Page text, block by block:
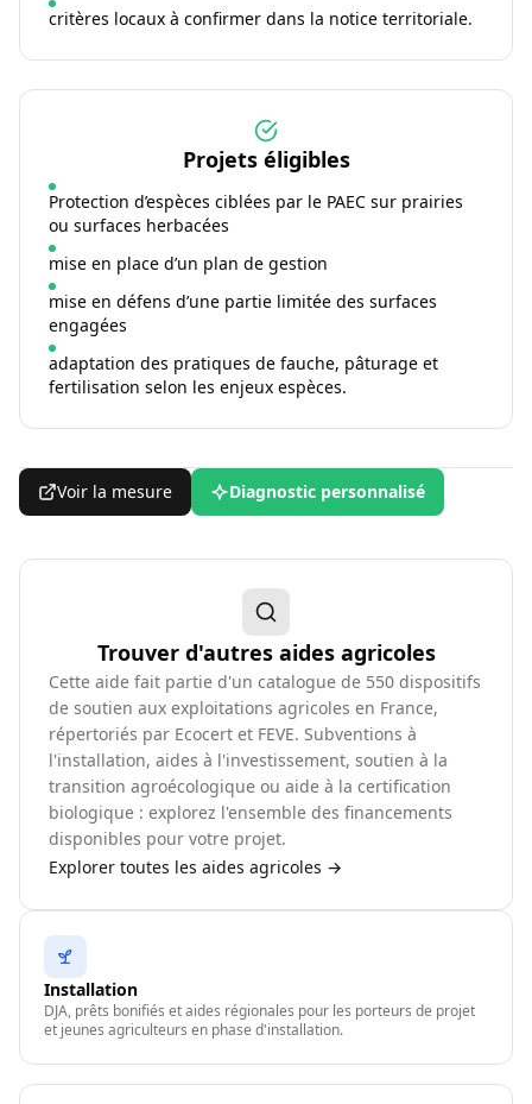
critères locaux à confirmer dans la notice territoriale.
Projets éligibles
Protection d’espèces ciblées par le PAEC sur prairies
ou surfaces herbacées
mise en place d’un plan de gestion
mise en défens d’une partie limitée des surfaces
engagées
adaptation des pratiques de fauche, pâturage et
fertilisation selon les enjeux espèces.
Voir la mesure Diagnostic personnalisé
Trouver d'autres aides agricoles
Cette aide fait partie d'un catalogue de 550 dispositifs
de soutien aux exploitations agricoles en France,
répertoriés par Ecocert et FEVE. Subventions à
l'installation, aides à l'investissement, soutien à la
transition agroécologique ou aide à la certification
biologique : explorez l'ensemble des financements
disponibles pour votre projet.
Explorer toutes les aides agricoles →
Installation
DJA, prêts bonifiés et aides régionales pour les porteurs de projet
et jeunes agriculteurs en phase d'installation.